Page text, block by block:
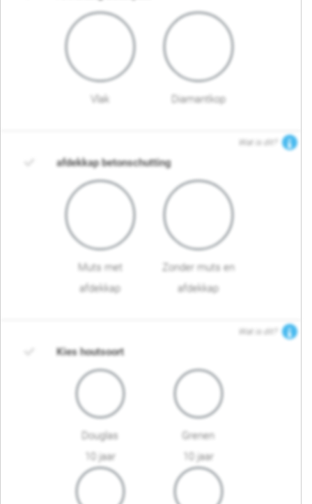
Vlak Diamantkop
Wat is dit?
afdekkap betonschutting
Muts met
afdekkap
Zonder muts en
afdekkap
Wat is dit?
Kies houtsoort
Douglas
10 jaar
Grenen
10 jaar